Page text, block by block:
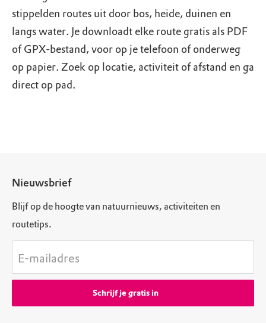
stippelden routes uit door bos, heide, duinen en
langs water. Je downloadt elke route gratis als PDF
of GPX-bestand, voor op je telefoon of onderweg
op papier. Zoek op locatie, activiteit of afstand en ga
direct op pad.
Nieuwsbrief
Blijf op de hoogte van natuurnieuws, activiteiten en
routetips.
E-mailadres
Schrijf je gratis in